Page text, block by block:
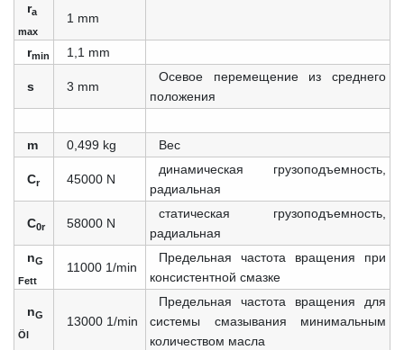
ra
max
1 mm
rmin 1,1 mm
s 3 mm
Осевое перемещение из среднего
положения
m 0,499 kg Вес
Cr 45000 N
динамическая грузоподъемность,
радиальная
C0r 58000 N
статическая грузоподъемность,
радиальная
nG
Fett
11000 1/min
Предельная частота вращения при
консистентной смазке
nG
Öl
13000 1/min
Предельная частота вращения для
системы смазывания минимальным
количеством масла